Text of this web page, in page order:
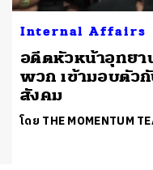
Internal Affairs
อดีตหัวหน้าอุทยา
พวก เข้ามอบตัว
สังคม
โดย THE MOMENTUM